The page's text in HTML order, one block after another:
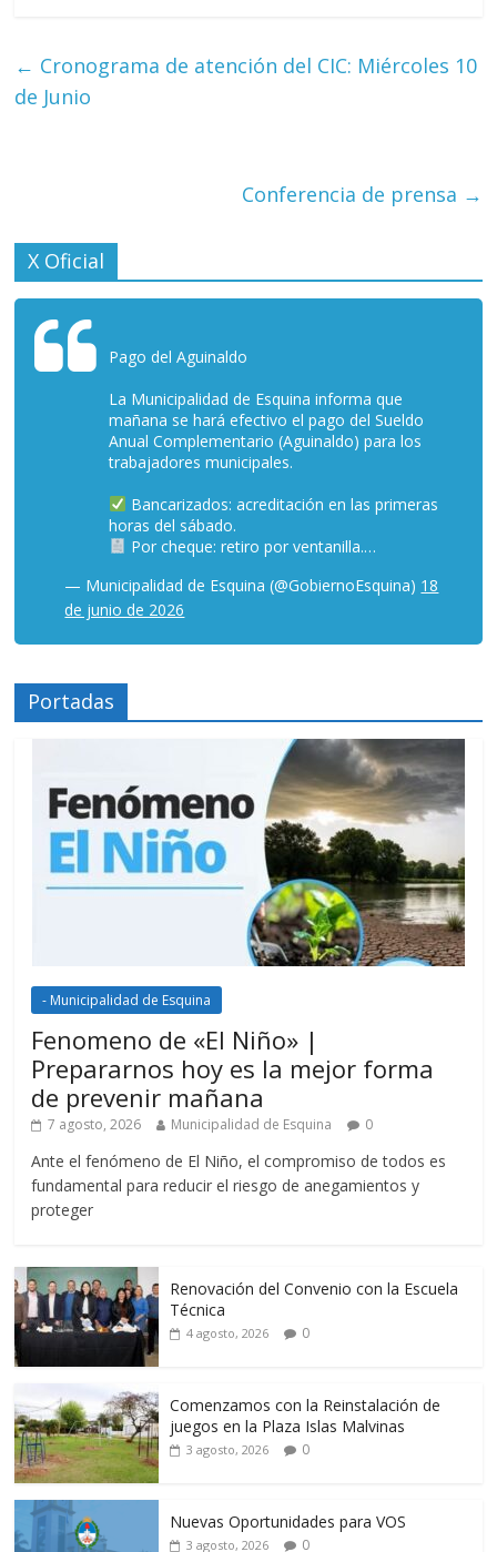
← Cronograma de atención del CIC: Miércoles 10
de Junio
Conferencia de prensa →
X Oficial
Pago del Aguinaldo
La Municipalidad de Esquina informa que
mañana se hará efectivo el pago del Sueldo
Anual Complementario (Aguinaldo) para los
trabajadores municipales.
Bancarizados: acreditación en las primeras
horas del sábado.
Por cheque: retiro por ventanilla.…
— Municipalidad de Esquina (@GobiernoEsquina) 18
de junio de 2026
Portadas
- Municipalidad de Esquina
Fenomeno de «El Niño» |
Prepararnos hoy es la mejor forma
de prevenir mañana
7 agosto, 2026 Municipalidad de Esquina 0
Ante el fenómeno de El Niño, el compromiso de todos es
fundamental para reducir el riesgo de anegamientos y
proteger
Renovación del Convenio con la Escuela
Técnica
4 agosto, 2026 0
Comenzamos con la Reinstalación de
juegos en la Plaza Islas Malvinas
3 agosto, 2026 0
Nuevas Oportunidades para VOS
3 agosto, 2026 0